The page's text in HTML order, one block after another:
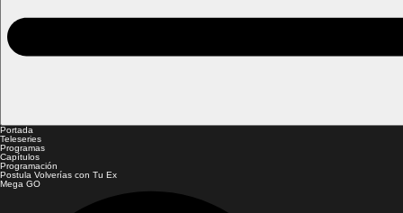
Portada
Teleseries
Programas
Capítulos
Programación
Postula Volverías con Tu Ex
Mega GO